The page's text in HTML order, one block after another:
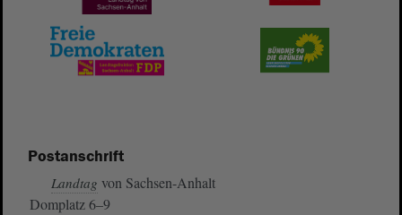
Postanschrift
Landtag von Sachsen-Anhalt
Domplatz 6–9